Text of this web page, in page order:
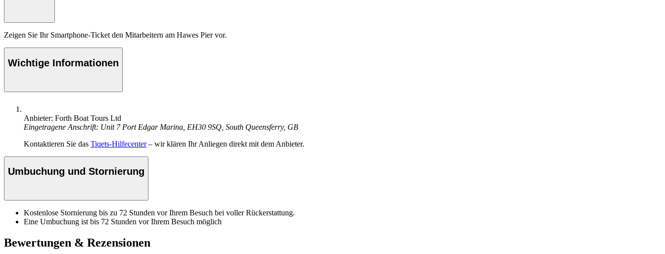
Zeigen Sie Ihr Smartphone-Ticket den Mitarbeitern am Hawes Pier vor.
Wichtige Informationen
Anbieter: Forth Boat Tours Ltd
Eingetragene Anschrift: Unit 7 Port Edgar Marina, EH30 9SQ, South Queensferry, GB
Kontaktieren Sie das Tiqets-Hilfecenter– wir klären Ihr Anliegen direkt mit dem Anbieter.
Umbuchung und Stornierung
Kostenlose Stornierung bis zu 72 Stunden vor Ihrem Besuch bei voller Rückerstattung.
Eine Umbuchung ist bis 72 Stunden vor Ihrem Besuch möglich
Bewertungen & Rezensionen